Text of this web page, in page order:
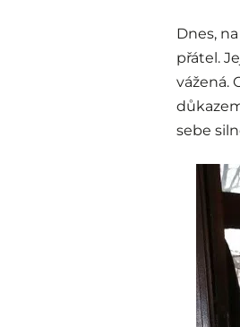
Dnes,
přátel.
vážená.
sebe